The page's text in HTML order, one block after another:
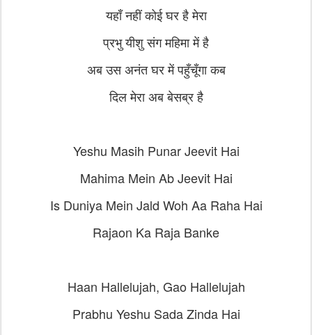
यहाँ नहीं कोई घर है मेरा
प्रभु यीशु संग महिमा में है
अब उस अनंत घर में पहुँचूँगा कब
दिल मेरा अब बेसब्र है
Yeshu Masih Punar Jeevit Hai
Mahima Mein Ab Jeevit Hai
Is Duniya Mein Jald Woh Aa Raha Hai
Rajaon Ka Raja Banke
Haan Hallelujah, Gao Hallelujah
Prabhu Yeshu Sada Zinda Hai